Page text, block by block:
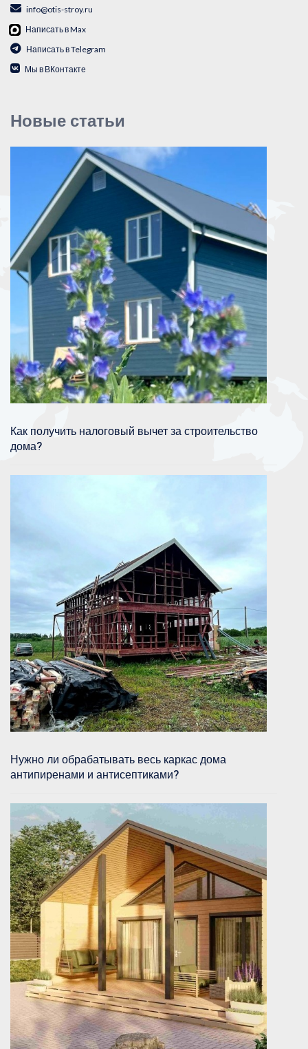
info@otis-stroy.ru
Написать в Max
Написать в Telegram
Мы в ВКонтакте
Новые статьи
Как получить налоговый вычет за строительство
дома?
Нужно ли обрабатывать весь каркас дома
антипиренами и антисептиками?